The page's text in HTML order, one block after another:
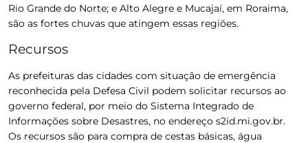
Rio Grande do Norte; e Alto Alegre e Mucajaí, em Roraima,
são as fortes chuvas que atingem essas regiões.
Recursos
As prefeituras das cidades com situação de emergência
reconhecida pela Defesa Civil podem solicitar recursos ao
governo federal, por meio do Sistema Integrado de
Informações sobre Desastres, no endereço s2id.mi.gov.br.
Os recursos são para compra de cestas básicas, água